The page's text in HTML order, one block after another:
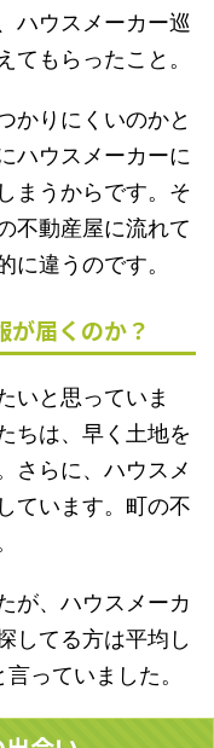
ハウスメーカー巡
てもらったこと。
かりにくいのかと
ハウスメーカーに
まうからです。そ
不動産屋に流れて
に違うのです。
が届くのか？
いと思っていま
ちは、早く土地を
さらに、ハウスメ
ています。町の不
が、 ハウスメーカ
してる方は平均し
言っていました。